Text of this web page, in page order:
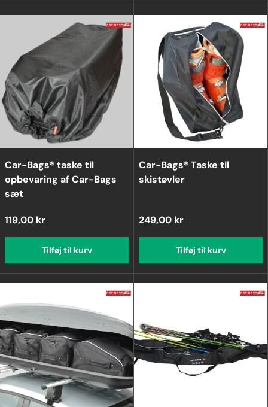
Car-Bags® taske til
opbevaring af Car-Bags
sæt
119,00 kr
Tilføj til kurv
Car-Bags® Taske til
skistøvler
249,00 kr
Tilføj til kurv